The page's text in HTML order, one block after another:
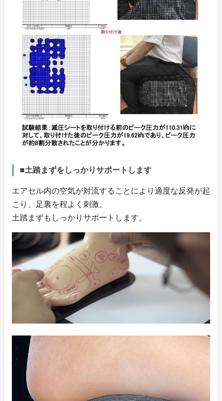
■土踏まずをしっかりサポートします
エアセル内の空気が対流することにより適度な反発が起
こり、足裏を程よく刺激。
土踏まずもしっかりサポートします。